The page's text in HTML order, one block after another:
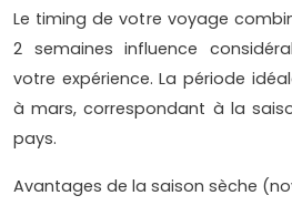
Le timing de votre voyage
2 semaines influence
votre expérience. La période
à mars, correspondant à la
pays.
Avantages de la saison sèche